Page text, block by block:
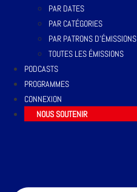
PAR DATES
PAR CATÉGORIES
PAR PATRONS D’ÉMISSIONS
TOUTES LES ÉMISSIONS
PODCASTS
PROGRAMMES
CONNEXION
NOUS SOUTENIR